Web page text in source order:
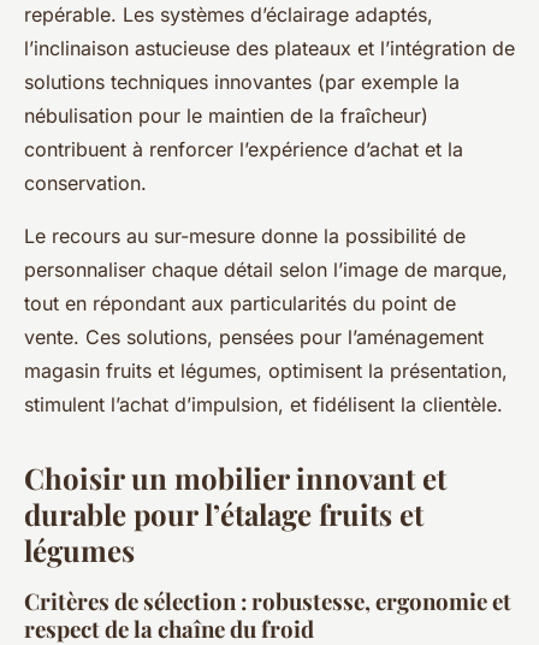
repérable. Les systèmes d’éclairage adaptés,
l’inclinaison astucieuse des plateaux et l’intégration de
solutions techniques innovantes (par exemple la
nébulisation pour le maintien de la fraîcheur)
contribuent à renforcer l’expérience d’achat et la
conservation.
Le recours au sur-mesure donne la possibilité de
personnaliser chaque détail selon l’image de marque,
tout en répondant aux particularités du point de
vente. Ces solutions, pensées pour l’aménagement
magasin fruits et légumes, optimisent la présentation,
stimulent l’achat d’impulsion, et fidélisent la clientèle.
Choisir un mobilier innovant et
durable pour l’étalage fruits et
légumes
Critères de sélection : robustesse, ergonomie et
respect de la chaîne du froid